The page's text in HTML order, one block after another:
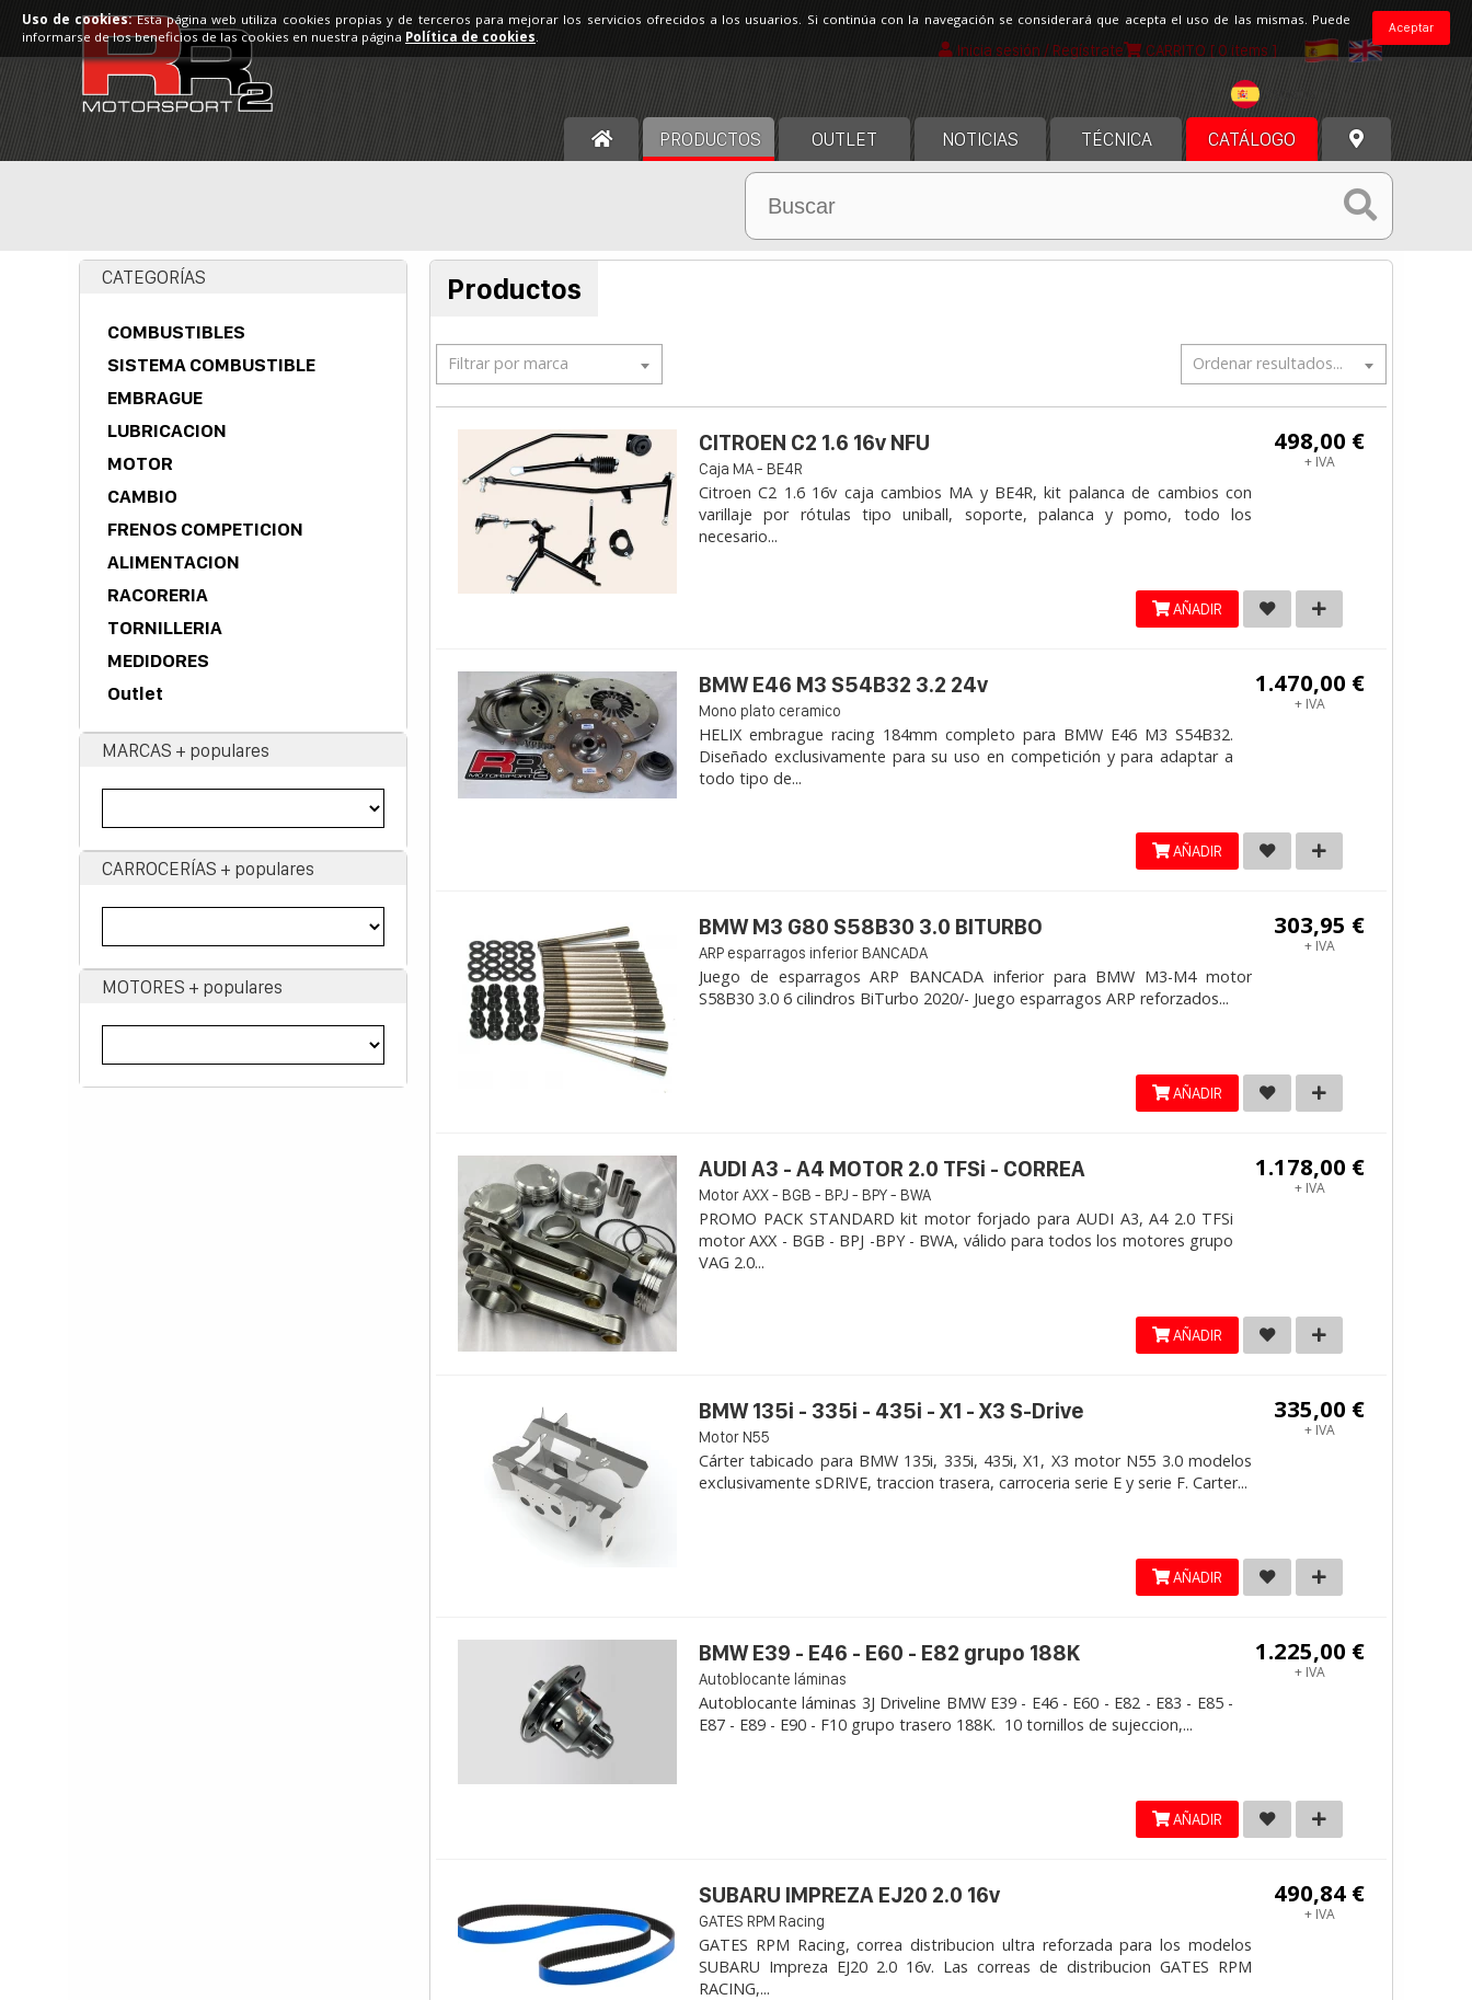
Inicia sesión / Regístrate CARRITO [ 0 items ]
PRODUCTOS OUTLET NOTICIAS TÉCNICA CATÁLOGO
CATEGORÍAS
COMBUSTIBLES
SISTEMA COMBUSTIBLE
EMBRAGUE
LUBRICACION
MOTOR
CAMBIO
FRENOS COMPETICION
ALIMENTACION
RACORERIA
TORNILLERIA
MEDIDORES
Outlet
MARCAS + populares
CARROCERÍAS + populares
MOTORES + populares
Productos
Filtrar por marca Ordenar resultados...
498,00 €
+ IVA
CITROEN C2 1.6 16v NFU
Caja MA - BE4R
Citroen C2 1.6 16v caja cambios MA y BE4R, kit palanca de cambios con
varillaje por rótulas tipo uniball, soporte, palanca y pomo, todo los
necesario...
AÑADIR
1.470,00 €
+ IVA
BMW E46 M3 S54B32 3.2 24v
Mono plato ceramico
HELIX embrague racing 184mm completo para BMW E46 M3 S54B32.
Diseñado exclusivamente para su uso en competición y para adaptar a
todo tipo de...
AÑADIR
303,95 €
+ IVA
BMW M3 G80 S58B30 3.0 BITURBO
ARP esparragos inferior BANCADA
Juego de esparragos ARP BANCADA inferior para BMW M3-M4 motor
S58B30 3.0 6 cilindros BiTurbo 2020/- Juego esparragos ARP reforzados...
AÑADIR
1.178,00 €
+ IVA
AUDI A3 - A4 MOTOR 2.0 TFSi - CORREA
Motor AXX - BGB - BPJ - BPY - BWA
PROMO PACK STANDARD kit motor forjado para AUDI A3, A4 2.0 TFSi
motor AXX - BGB - BPJ -BPY - BWA, válido para todos los motores grupo
VAG 2.0...
AÑADIR
335,00 €
+ IVA
BMW 135i - 335i - 435i - X1 - X3 S-Drive
Motor N55
Cárter tabicado para BMW 135i, 335i, 435i, X1, X3 motor N55 3.0 modelos
exclusivamente sDRIVE, traccion trasera, carroceria serie E y serie F. Carter...
AÑADIR
1.225,00 €
+ IVA
BMW E39 - E46 - E60 - E82 grupo 188K
Autoblocante láminas
Autoblocante láminas 3J Driveline BMW E39 - E46 - E60 - E82 - E83 - E85 -
E87 - E89 - E90 - F10 grupo trasero 188K. 10 tornillos de sujeccion,...
AÑADIR
490,84 €
+ IVA
SUBARU IMPREZA EJ20 2.0 16v
GATES RPM Racing
GATES RPM Racing, correa distribucion ultra reforzada para los modelos
SUBARU Impreza EJ20 2.0 16v. Las correas de distribucion GATES RPM
RACING,...
Aceptar
Uso de cookies:Esta página web utiliza cookies propias y de terceros para mejorar los servicios ofrecidos a los usuarios. Si continúa con la navegación se considerará que acepta el uso de las mismas. Puede
informarse de los beneficios de las cookies en nuestra página Política de cookies.